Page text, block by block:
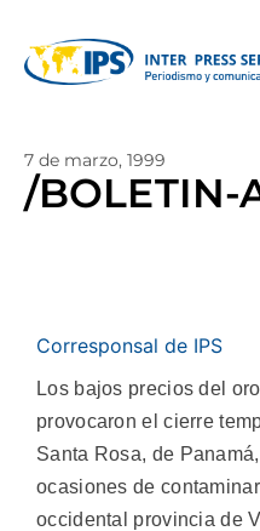
7 de marzo, 1999
/BOLETIN-
Corresponsal de IPS
Los bajos precios del
provocaron el cierre
Santa Rosa, de
ocasiones de
occidental provincia de